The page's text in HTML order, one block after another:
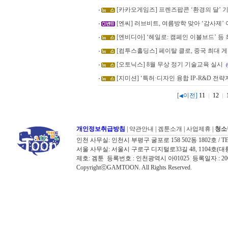
[카카오게임즈] 프렌즈팝콘 ‘환경의 달’
[엔씨] 러브비트, 여름방학 맞아 ‘감사제’
[엔비디아] ‘헤일로: 캠페인 이볼브드’ 등
[컴투스홀딩스] 페이탈 클로, 중국 최대
[오토닉스] 8월 무상 정기 기술교육 실시
[지미션] ‘특허·디자인 융합 IP-R&D 전략
[◀이전] 11 12
개인정보취급방침 약관안내 겜툰소개 사업제휴
청
인천 사무실: 인천시 부평구 굴포로 158 502동 1802호 /
서울 사무실: 서울시 구로구 디지털로33길 48, 1104호(대
제호: 겜툰 등록번호 : 인천광역시 아01025 등록일자 :
CopyrightⓒGAMTOON. All Rights Reserved.